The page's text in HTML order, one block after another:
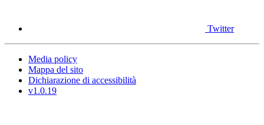
Twitter
Media policy
Mappa del sito
Dichiarazione di accessibilità
v1.0.19